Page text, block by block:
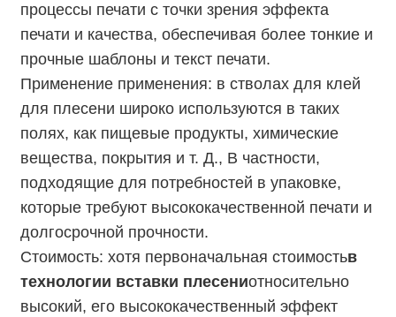
процессы печати с точки зрения эффекта
печати и качества, обеспечивая более тонкие и
прочные шаблоны и текст печати.
Применение применения: в стволах для клей
для плесени широко используются в таких
полях, как пищевые продукты, химические
вещества, покрытия и т. Д., В частности,
подходящие для потребностей в упаковке,
которые требуют высококачественной печати и
долгосрочной прочности.
Стоимость: хотя первоначальная стоимостьв
технологии вставки плесениотносительно
высокий, его высококачественный эффект